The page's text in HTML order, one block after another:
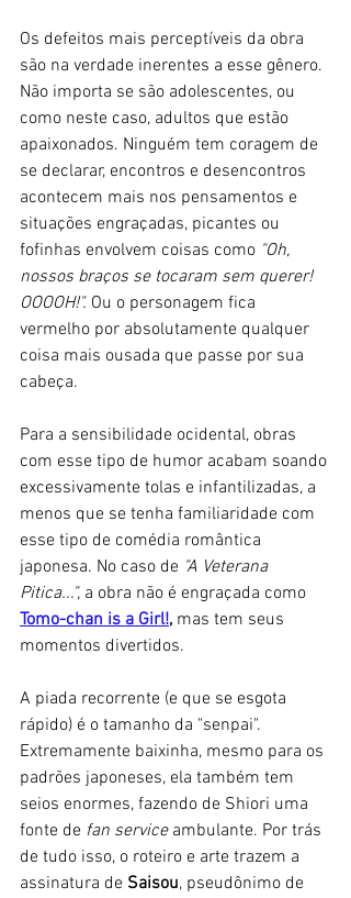
Os defeitos mais perceptíveis da obra
são na verdade inerentes a esse gênero.
Não importa se são adolescentes, ou
como neste caso, adultos que estão
apaixonados. Ninguém tem coragem de
se declarar, encontros e desencontros
acontecem mais nos pensamentos e
situações engraçadas, picantes ou
fofinhas envolvem coisas como "Oh,
nossos braços se tocaram sem querer!
OOOOH!". Ou o personagem fica
vermelho por absolutamente qualquer
coisa mais ousada que passe por sua
cabeça.
Para a sensibilidade ocidental, obras
com esse tipo de humor acabam soando
excessivamente tolas e infantilizadas, a
menos que se tenha familiaridade com
esse tipo de comédia romântica
japonesa. No caso de "A Veterana
Pitica...", a obra não é engraçada como
Tomo-chan is a Girl!, mas tem seus
momentos divertidos.
A piada recorrente (e que se esgota
rápido) é o tamanho da "senpai".
Extremamente baixinha, mesmo para os
padrões japoneses, ela também tem
seios enormes, fazendo de Shiori uma
fonte de fan service ambulante. Por trás
de tudo isso, o roteiro e arte trazem a
assinatura de Saisou, pseudônimo de